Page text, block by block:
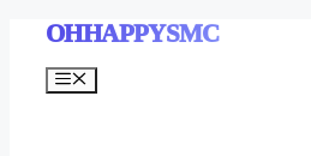
content
OHHAPPYSMC
Menu